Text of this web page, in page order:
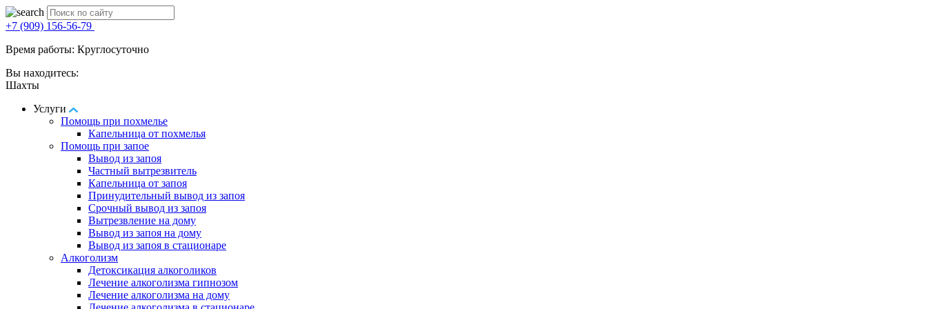
+7 (909) 156-56-79
Время работы: Круглосуточно
Вы находитесь:
Шахты
Услуги
Помощь при похмелье
Капельница от похмелья
Помощь при запое
Вывод из запоя
Частный вытрезвитель
Капельница от запоя
Принудительный вывод из запоя
Срочный вывод из запоя
Вытрезвление на дому
Вывод из запоя на дому
Вывод из запоя в стационаре
Алкоголизм
Детоксикация алкоголиков
Лечение алкоголизма гипнозом
Лечение алкоголизма на дому